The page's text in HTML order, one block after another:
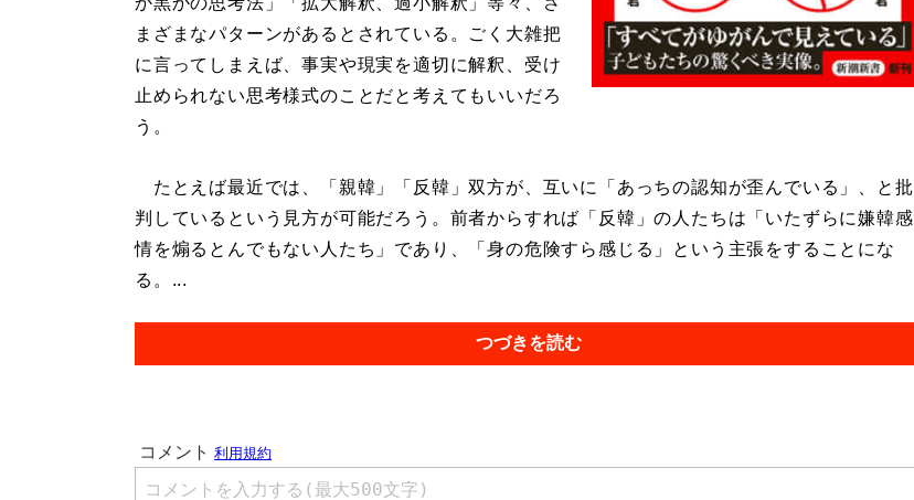
まざまなパターンがあるとされている。ごく大雑把
に言ってしまえば、事実や現実を適切に解釈、受け
止められない思考様式のことだと考えてもいいだろ
う。
たとえば最近では、「親韓」「反韓」双方が、互いに「あっちの認知が歪んでいる」、と批
判しているという見方が可能だろう。前者からすれば「反韓」の人たちは「いたずらに嫌韓感
情を煽るとんでもない人たち」であり、「身の危険すら感じる」という主張をすることにな
る。...
つづきを読む